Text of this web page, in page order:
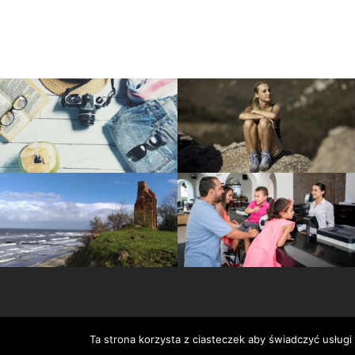
Serwis wykorzystuje pliki
Ta strona korzysta z ciasteczek aby świadczyć